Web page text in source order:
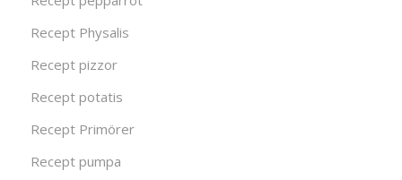
Recept Physalis
Recept pizzor
Recept potatis
Recept Primörer
Recept pumpa